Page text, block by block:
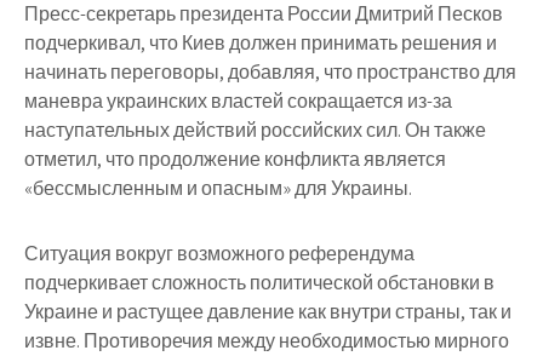
Пресс-секретарь президента России Дмитрий Песков
подчеркивал, что Киев должен принимать решения и
начинать переговоры, добавляя, что пространство для
маневра украинских властей сокращается из-за
наступательных действий российских сил. Он также
отметил, что продолжение конфликта является
«бессмысленным и опасным» для Украины.
Ситуация вокруг возможного референдума
подчеркивает сложность политической обстановки в
Украине и растущее давление как внутри страны, так и
извне. Противоречия между необходимостью мирного